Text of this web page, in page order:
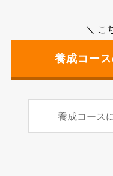
＼ こ
養成コー
養成コース